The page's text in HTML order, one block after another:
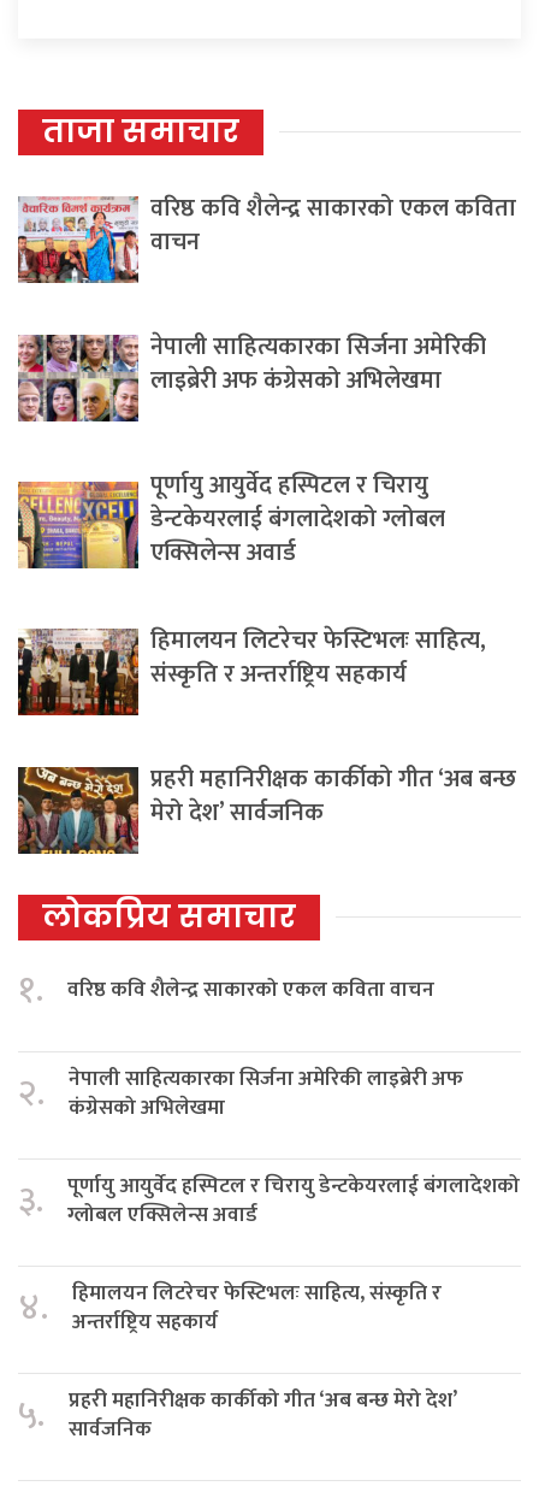
ताजा समाचार
वरिष्ठ कवि शैलेन्द्र साकारको एकल कविता
वाचन
नेपाली साहित्यकारका सिर्जना अमेरिकी
लाइब्रेरी अफ कंग्रेसको अभिलेखमा
पूर्णायु आयुर्वेद हस्पिटल र चिरायु
डेन्टकेयरलाई बंगलादेशको ग्लोबल
एक्सिलेन्स अवार्ड
हिमालयन लिटरेचर फेस्टिभलः साहित्य,
संस्कृति र अन्तर्राष्ट्रिय सहकार्य
प्रहरी महानिरीक्षक कार्कीको गीत ‘अब बन्छ
मेरो देश’ सार्वजनिक
लोकप्रिय समाचार
१. वरिष्ठ कवि शैलेन्द्र साकारको एकल कविता वाचन
२.
नेपाली साहित्यकारका सिर्जना अमेरिकी लाइब्रेरी अफ
कंग्रेसको अभिलेखमा
३.
पूर्णायु आयुर्वेद हस्पिटल र चिरायु डेन्टकेयरलाई बंगलादेशको
ग्लोबल एक्सिलेन्स अवार्ड
४.
हिमालयन लिटरेचर फेस्टिभलः साहित्य, संस्कृति र
अन्तर्राष्ट्रिय सहकार्य
५.
प्रहरी महानिरीक्षक कार्कीको गीत ‘अब बन्छ मेरो देश’
सार्वजनिक